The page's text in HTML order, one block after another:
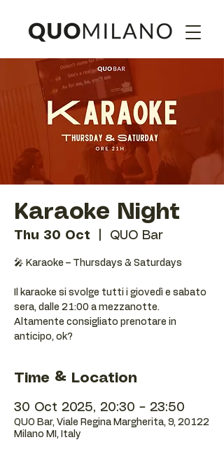
Karaoke Night
Thu 30 Oct QUO Bar
🎤 Karaoke – Thursdays & Saturdays
Il karaoke si svolge tutti i giovedì e sabato
sera, dalle 21:00 a mezzanotte.
Altamente consigliato prenotare in
anticipo, ok?
Time & Location
30 Oct 2025, 20:30 – 23:50
QUO Bar, Viale Regina Margherita, 9, 20122
Milano MI, Italy